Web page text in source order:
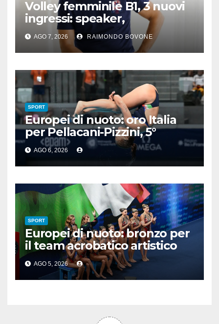
Volley femminile B1, 3 nuovi
ingressi: speaker,
preparatore atletico e team
manager
AGO 7, 2026 RAIMONDO BOVONE
SPORT
Europei di nuoto: oro Italia
per Pellacani-Pizzini, 5°
trionfo per Chiara
AGO 6, 2026
SPORT
Europei di nuoto: bronzo per
il team acrobatico artistico
dell’Italia
AGO 5, 2026